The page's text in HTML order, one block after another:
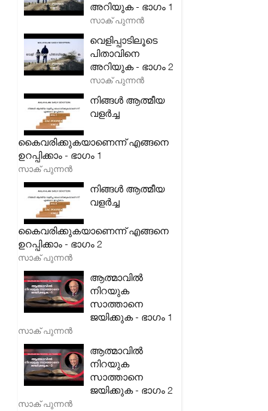
അറിയുക - ഭാഗം 1
സാക് പുന്നൻ
വെളിപ്പാടിലൂടെ
പിതാവിനെ
അറിയുക - ഭാഗം 2
സാക് പുന്നൻ
നിങ്ങൾ ആത്മീയ
വളർച്ച
കൈവരിക്കുകയാണെന്ന് എങ്ങനെ
ഉറപ്പിക്കാം - ഭാഗം 1
സാക് പുന്നൻ
നിങ്ങൾ ആത്മീയ
വളർച്ച
കൈവരിക്കുകയാണെന്ന് എങ്ങനെ
ഉറപ്പിക്കാം - ഭാഗം 2
സാക് പുന്നൻ
ആത്മാവിൽ
നിറയുക
സാത്താനെ
ജയിക്കുക - ഭാഗം 1
സാക് പുന്നൻ
ആത്മാവിൽ
നിറയുക
സാത്താനെ
ജയിക്കുക - ഭാഗം 2
സാക് പുന്നൻ